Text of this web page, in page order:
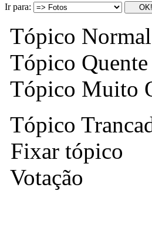
Ir para:
Tópico Normal
Tópico
Tópico Muito
Tópico
Fixar tópico
Votação